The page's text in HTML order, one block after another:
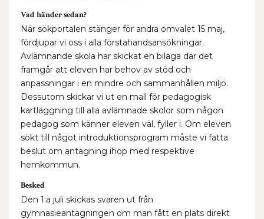
Vad händer sedan?
När sökportalen stänger för andra omvalet 15 maj,
fördjupar vi oss i alla förstahandsansökningar.
Avlämnande skola har skickat en bilaga där det
framgår att eleven har behov av stöd och
anpassningar i en mindre och sammanhållen miljö.
Dessutom skickar vi ut en mall för pedagogisk
kartläggning till alla avlämnade skolor som någon
pedagog som känner eleven väl, fyller i. Om eleven
sökt till något introduktionsprogram måste vi fatta
beslut om antagning ihop med respektive
hemkommun.
Besked
Den 1:a juli skickas svaren ut från
gymnasieantagningen om man fått en plats direkt